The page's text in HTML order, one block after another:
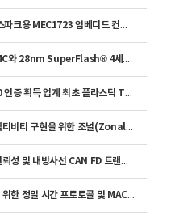
[보도자료] 마이크로칩, 엔비디아 DGX 스파크용 MEC1723 임베디드 컨트롤러 커스텀 펌웨어 출시
[보도자료] 마이크로칩 자회사 SST, UMC와 28nm SuperFlash® 4세대 오토모티브 그레이드 1 플랫폼 즉시 제공
보도자료] 마이크로칩, MIL-PRF-19500 인증 획득 업계 최초 플라스틱 TVS-JANPTX 제품군 출시
[보도자료] 마이크로칩, 스마트 원격 커넥티비티 구현을 위한 조널(Zonal) 아키텍처용 LAN866x 10BASE-T1S 엔드포인트 제품군 출시
[보도자료] 마이크로칩, 우주 산업용 고신뢰성 및 내방사선 CAN FD 트랜시버 ‘ATA6571RT’ 출시
[보도자료] 마이크로칩, 장거리 네트워킹 위한 정밀 시간 프로토콜 및 MACsec 암호화 기능 갖춘 차세대 광 이더넷 PHY 트랜시버 출시